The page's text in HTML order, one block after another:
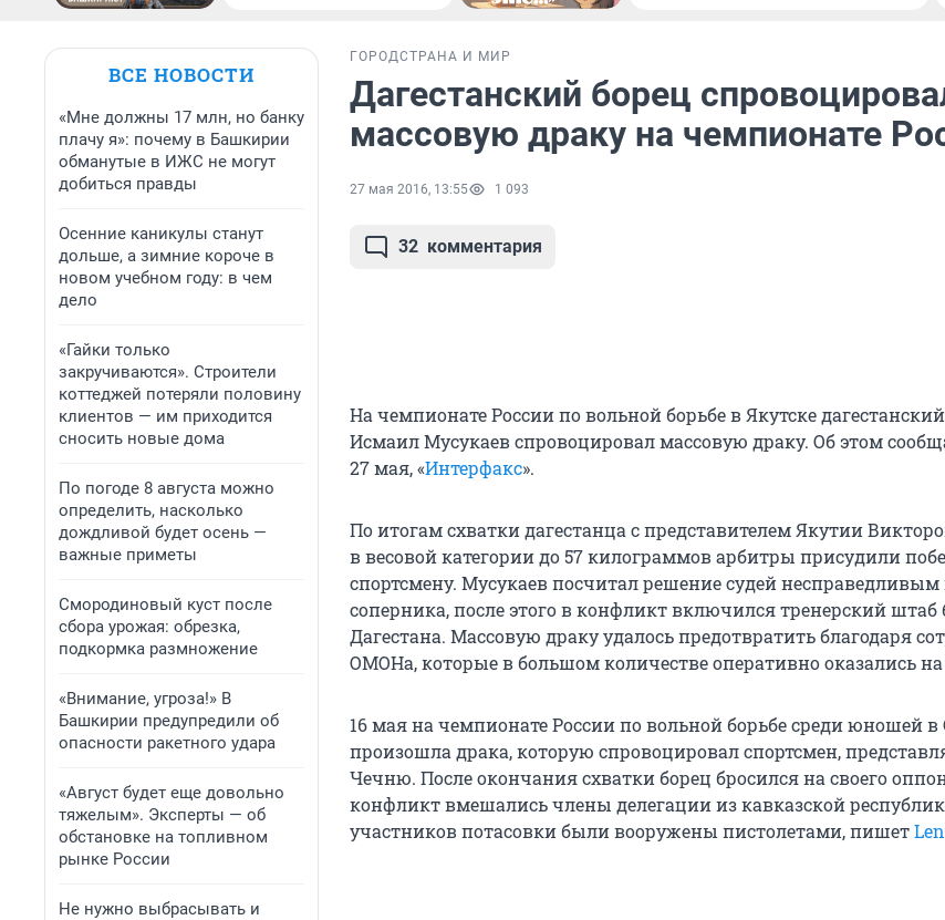
ВСЕ НОВОСТИ
«Мне должны 17 млн, но банку
плачу я»: почему в Башкирии
обманутые в ИЖС не могут
добиться правды
Осенние каникулы станут
дольше, а зимние короче в
новом учебном году: в чем
дело
«Гайки только
закручиваются». Строители
коттеджей потеряли половину
клиентов — им приходится
сносить новые дома
По погоде 8 августа можно
определить, насколько
дождливой будет осень —
важные приметы
Смородиновый куст после
сбора урожая: обрезка,
подкормка размножение
«Внимание, угроза!» В
Башкирии предупредили об
опасности ракетного удара
«Август будет еще довольно
тяжелым». Эксперты — об
обстановке на топливном
рынке России
Не нужно выбрасывать и
ГОРОДСТРАНА И МИР
Дагестанский борец
массовую драку на чемпионате
27 мая 2016, 13:55 1 093
32 комментария
На чемпионате России по вольной борьбе в Якутске
Исмаил Мусукаев спровоцировал массовую драку. Об этом
27 мая, «Интерфакс».
По итогам схватки дагестанца с представителем Якутии
в весовой категории до 57 килограммов арбитры присудили
спортсмену. Мусукаев посчитал решение судей несправедливым
соперника, после этого в конфликт включился тренерский штаб
Дагестана. Массовую драку удалось предотвратить благодаря
ОМОНа, которые в большом количестве оперативно оказались на
16 мая на чемпионате России по вольной борьбе среди юношей в
произошла драка, которую спровоцировал спортсмен,
Чечню. После окончания схватки борец бросился на своего
конфликт вмешались члены делегации из кавказской
участников потасовки были вооружены пистолетами, пишет